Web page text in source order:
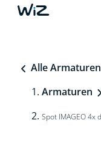
Alle
Armaturen
Spot IMAGEO 4x